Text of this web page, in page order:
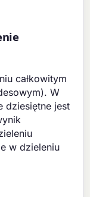
całkowitym
W
dziesiętne jest
w dzieleniu